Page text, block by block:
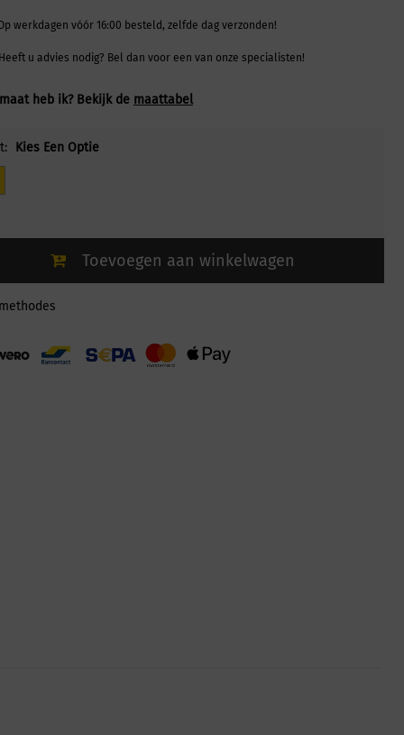
werkdagen vóór 16:00 besteld, zelfde dag verzonden!
Heeft u advies nodig? Bel dan voor een van onze specialisten!
heb ik? Bekijk de maattabel
Kies Een Optie
Toevoegen aan winkelwagen